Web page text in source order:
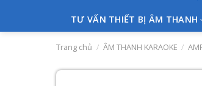
TƯ VẤN THIẾT BỊ ÂM THANH
Trang chủ / ÂM THANH KARAOKE /